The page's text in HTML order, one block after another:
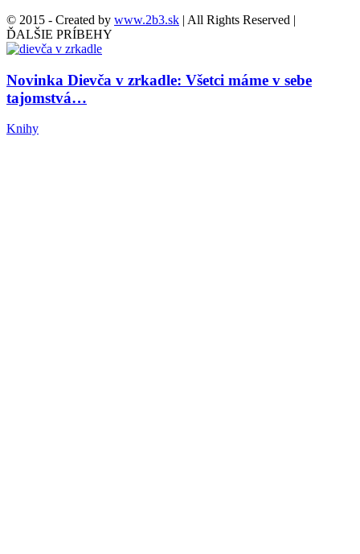
© 2015 - Created by www.2b3.sk | All Rights Reserved |
ĎALŠIE PRÍBEHY
Novinka Dievča v zrkadle: Všetci máme v sebe
tajomstvá…
Knihy